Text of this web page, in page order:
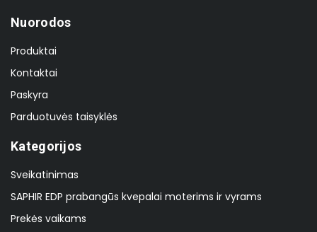
Nuorodos
Produktai
Kontaktai
Paskyra
Parduotuvės taisyklės
Kategorijos
Sveikatinimas
SAPHIR EDP prabangūs kvepalai moterims ir vyrams
Prekės vaikams